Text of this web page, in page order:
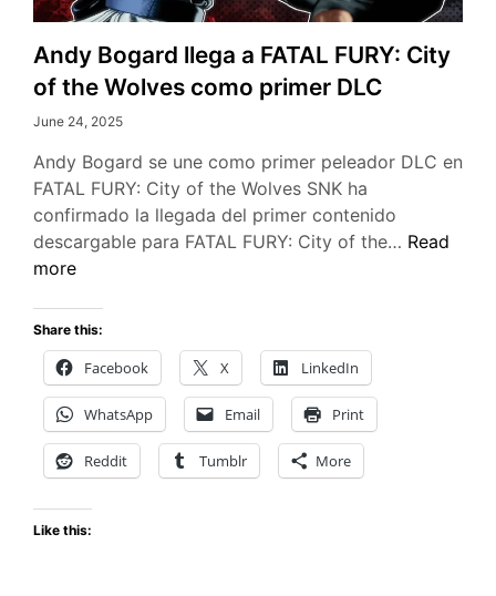
Andy Bogard llega a FATAL FURY: City
of the Wolves como primer DLC
June 24, 2025
Andy Bogard se une como primer peleador DLC en
FATAL FURY: City of the Wolves SNK ha
confirmado la llegada del primer contenido
descargable para FATAL FURY: City of the… Andy
Read
more
Share this:
Facebook X LinkedIn
WhatsApp Email Print
Reddit Tumblr More
Like this: